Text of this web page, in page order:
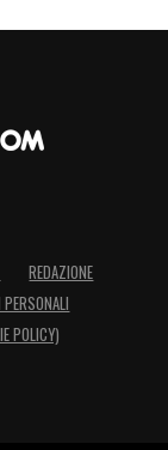
REDAZIONE
POLICY)